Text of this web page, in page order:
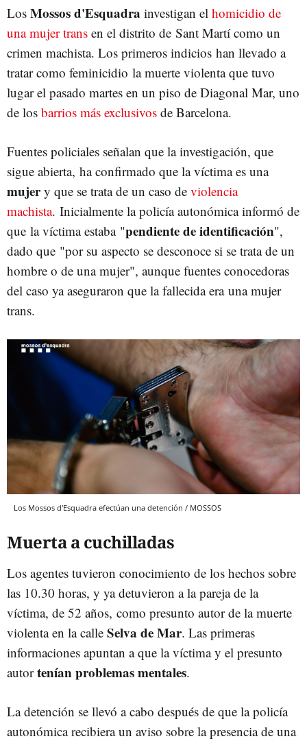
Los Mossos d'Esquadra investigan el homicidio de
una mujer trans en el distrito de Sant Martí como un
crimen machista. Los primeros indicios han llevado a
tratar como feminicidio la muerte violenta que tuvo
lugar el pasado martes en un piso de Diagonal Mar, uno
de los barrios más exclusivos de Barcelona.
Fuentes policiales señalan que la investigación, que
sigue abierta, ha confirmado que la víctima es una
mujery que se trata de un caso de violencia
machista. Inicialmente la policía autonómica informó de
que la víctima estaba "pendiente de identificación",
dado que "por su aspecto se desconoce si se trata de un
hombre o de una mujer", aunque fuentes conocedoras
del caso ya aseguraron que la fallecida era una mujer
trans.
Los Mossos d'Esquadra efectúan una detención / MOSSOS
Muerta a cuchilladas
Los agentes tuvieron conocimiento de los hechos sobre
las 10.30 horas, y ya detuvieron a la pareja de la
víctima, de 52 años, como presunto autor de la muerte
violenta en la calle Selva de Mar. Las primeras
informaciones apuntan a que la víctima y el presunto
autortenían problemas mentales.
La detención se llevó a cabo después de que la policía
autonómica recibiera un aviso sobre la presencia de una